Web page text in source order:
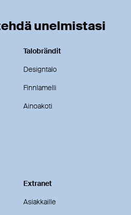
unelmistasi
Talobrändit
Designtalo
Finnlamelli
Ainoakoti
Extranet
Asiakkaille